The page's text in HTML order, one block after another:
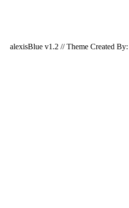
alexisBlue v1.2 // Theme Created By: